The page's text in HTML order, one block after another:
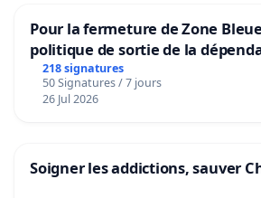
Pour la fermeture de Zone
politique de sortie de la
218 signatures
50 Signatures / 7 jours
26 Jul 2026
Soigner les addictions, sauver